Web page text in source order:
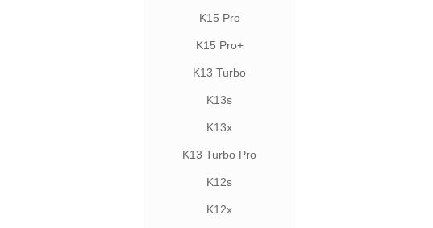
K15 Pro
K15 Pro+
K13 Turbo
K13s
K13x
K13 Turbo Pro
K12s
K12x